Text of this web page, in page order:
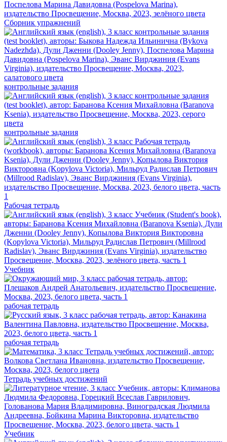
Сборник упражнений
контрольные задания
контрольные задания
Рабочая тетрадь
Учебник
рабочая тетрадь
рабочая тетрадь
Тетрадь учебных достижений
Учебник